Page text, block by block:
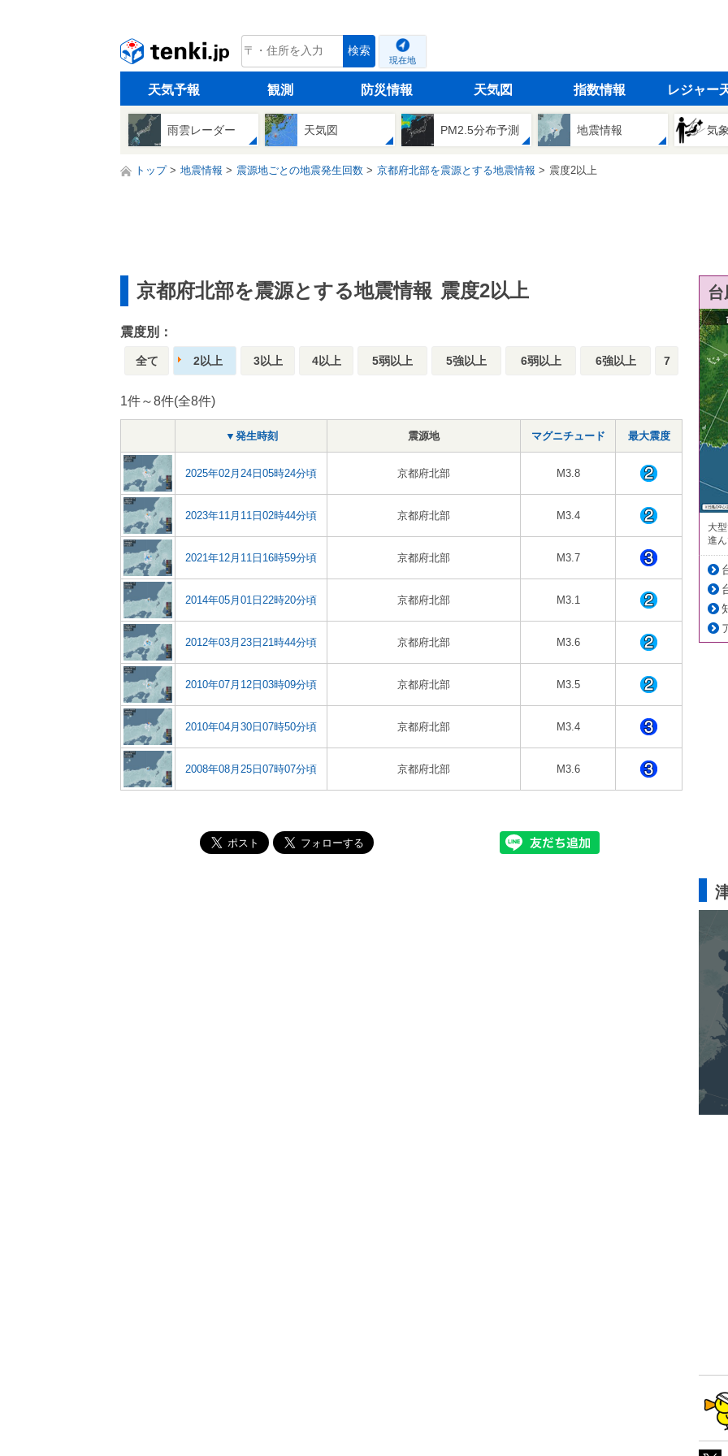
tenki.jp 検索
現在地
天気予報 観測 防災情報 天気図 指数情報 レジャー
雨雲レーダー 天気図 PM2.5分布予測 地震情報 気
トップ 地震情報 震源地ごとの地震発生回数 京都府北部を震源とする地震情報 震度2以上
京都府北部を震源とする地震情報 震度2以上
震度別：
全て 2以上 3以上 4以上 5弱以上 5強以上 6弱以上 6強以上 7
1件～8件(全8件)
▼発生時刻 震源地 マグニチュード 最大震度
2025年02月24日05時24分頃 京都府北部 M3.8
2023年11月11日02時44分頃 京都府北部 M3.4
2021年12月11日16時59分頃 京都府北部 M3.7
2014年05月01日22時20分頃 京都府北部 M3.1
2012年03月23日21時44分頃 京都府北部 M3.6
2010年07月12日03時09分頃 京都府北部 M3.5
2010年04月30日07時50分頃 京都府北部 M3.4
2008年08月25日07時07分頃 京都府北部 M3.6
大
進